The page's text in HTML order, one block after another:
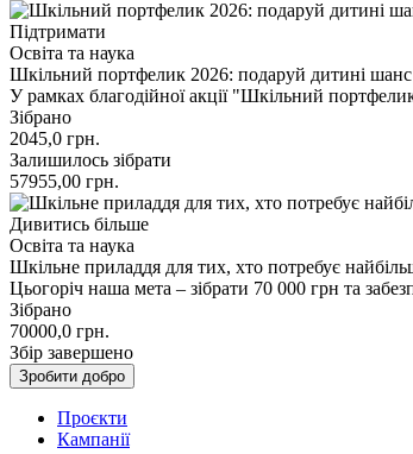
Підтримати
Освіта та наука
Шкільний портфелик 2026: подаруй дитині шанс
У рамках благодійної акції "Шкільний
Зібрано
2045,0 грн.
Залишилось зібрати
57955,00 грн.
Дивитись більше
Освіта та наука
Шкільне приладдя для тих, хто потребує
Цьогоріч наша мета – зібрати 70 000 грн та
Зібрано
70000,0 грн.
Збір завершено
Зробити добро
Проєкти
Кампанії